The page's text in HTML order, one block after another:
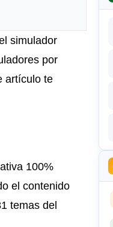
simulador
por
artículo te
100%
el contenido
temas del